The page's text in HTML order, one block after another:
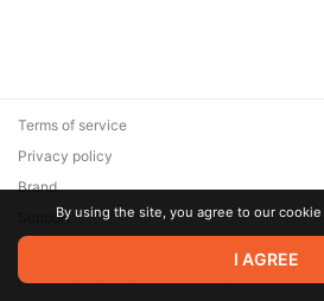
© 2026 Zaya Solutions Limited. All
are the property of their respective
Terms of service
Privacy policy
Brand
SupportBy using the site, you agree to our
I AGREE